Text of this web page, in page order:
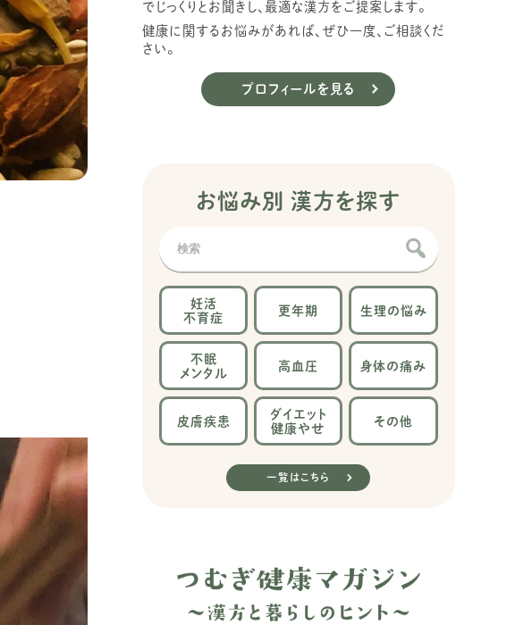
でじっくりとお聞きし、最適な漢方をご提案します。
健康に関するお悩みがあれば、ぜひ一度、ご相談くだ
さい。
プロフィールを見る
お悩み別 漢方を探す
妊活
不育症
更年期 生理の悩み
不眠
メンタル
高血圧 身体の痛み
皮膚疾患
ダイエット
健康やせ
その他
一覧はこちら